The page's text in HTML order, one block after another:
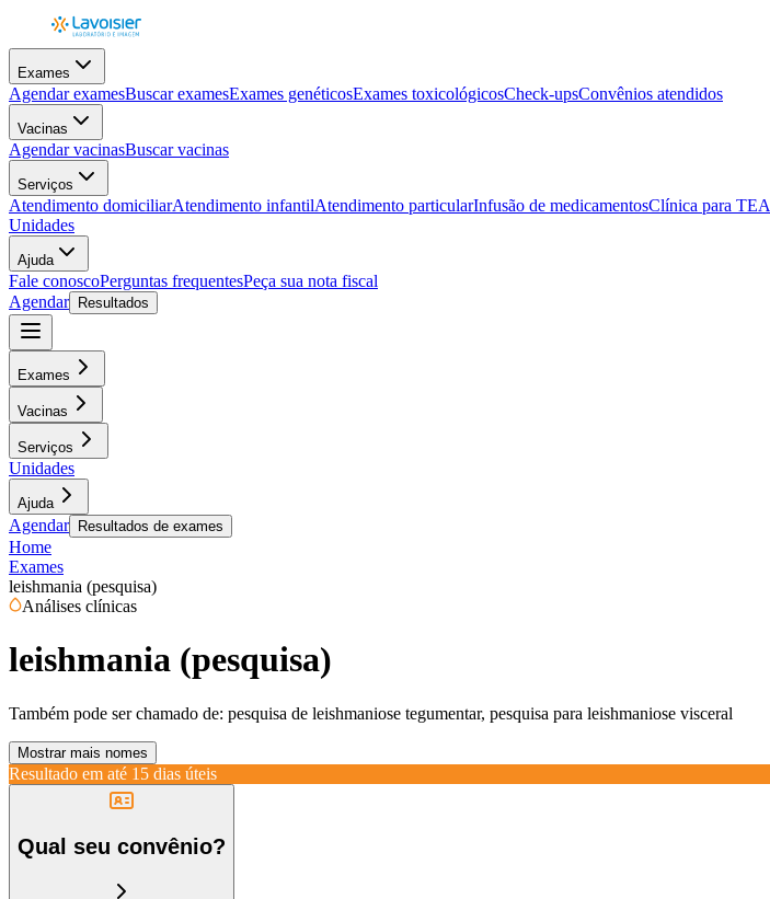
Exames
Agendar examesBuscar examesExames genéticosExames toxicológicosCheck-upsConvênios atendidos
Vacinas
Agendar vacinasBuscar vacinas
Serviços
Atendimento domiciliarAtendimento infantilAtendimento particularInfusão de medicamentosClínica para TEA
Unidades
Ajuda
Fale conoscoPerguntas frequentesPeça sua nota fiscal
Agendar
Resultados
Exames
Vacinas
Serviços
Unidades
Ajuda
Agendar Resultados de exames
Home
Exames
leishmania (pesquisa)
Análises clínicas
leishmania (pesquisa)
Também pode ser chamado de: pesquisa de leishmaniose tegumentar, pesquisa para leishmaniose visceral
Mostrar mais nomes
Resultado em até 15 dias úteis
Qual seu convênio?